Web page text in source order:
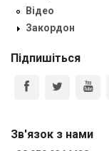
Відео
Закордон
Підпишіться
Зв'язок з нами